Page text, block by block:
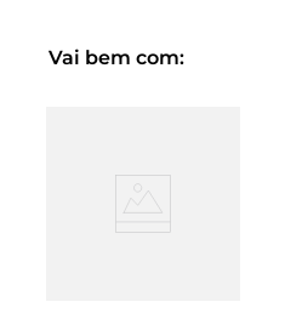
naturais, são ideais para
Vai bem com: